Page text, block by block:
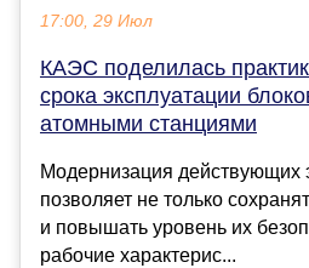
17:00, 29 Июл
КАЭС поделилась
срока эксплуатации
атомными станциями
Модернизация действующих
позволяет не только
и повышать уровень их
рабочие характерис...